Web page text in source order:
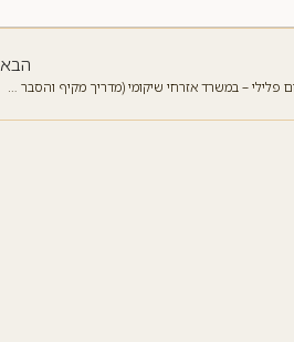
הבא
מחיקת רישום פלילי – במשרד אזרחי שיקומי (מדריך מקיף והסבר על היתרונות הגלומים)